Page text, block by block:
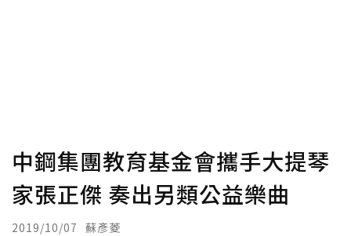
中鋼集團教育基金會攜手大提琴
家張正傑 奏出另類公益樂曲
2019/10/07 蘇彥菱